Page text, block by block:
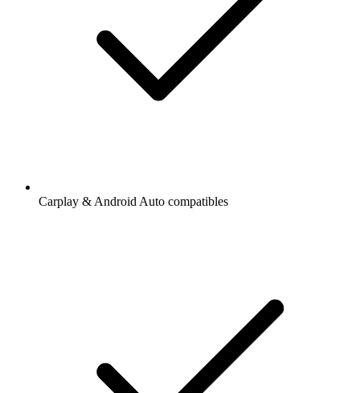
Carplay & Android Auto compatibles